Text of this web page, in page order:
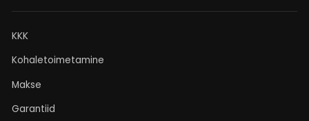
KKK
Kohaletoimetamine
Makse
Garantiid